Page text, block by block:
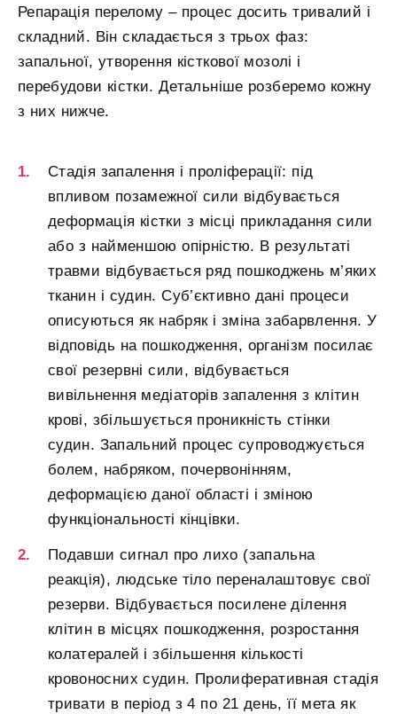
Репарація перелому – процес досить тривалий і
складний. Він складається з трьох фаз:
запальної, утворення кісткової мозолі і
перебудови кістки. Детальніше розберемо кожну
з них нижче.
Стадія запалення і проліферації: під
впливом позамежної сили відбувається
деформація кістки з місці прикладання сили
або з найменшою опірністю. В результаті
травми відбувається ряд пошкоджень м’яких
тканин і судин. Суб’єктивно дані процеси
описуються як набряк і зміна забарвлення. У
відповідь на пошкодження, організм посилає
свої резервні сили, відбувається
вивільнення медіаторів запалення з клітин
крові, збільшується проникність стінки
судин. Запальний процес супроводжується
болем, набряком, почервонінням,
деформацією даної області і зміною
функціональності кінцівки.
Подавши сигнал про лихо (запальна
реакція), людське тіло переналаштовує свої
резерви. Відбувається посилене ділення
клітин в місцях пошкодження, розростання
колатералей і збільшення кількості
кровоносних судин. Пролиферативная стадія
тривати в період з 4 по 21 день, її мета як